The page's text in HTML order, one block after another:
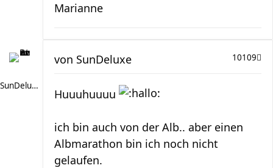
Marianne
SunDeluxe
10109
von SunDeluxe
Huuuhuuuu
ich bin auch von der Alb.. aber einen
Albmarathon bin ich noch nicht
gelaufen.